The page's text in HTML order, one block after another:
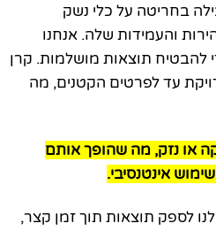
בחריטה על כלי נשק
והעמידות שלה. אנחנו
להבטיח תוצאות מושלמות. קרן
עד לפרטים הקטנים, מה
או נזק, מה שהופך אותם
אינטנסיבי.
לספק תוצאות תוך זמן קצר,